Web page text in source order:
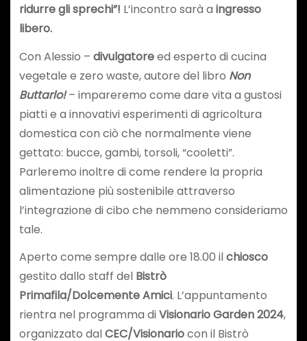
ridurre gli sprechi”! L’incontro sarà a ingresso
libero.
Con Alessio – divulgatoreed esperto di cucina
vegetale e zero waste, autore del libro Non
Buttarlo!– impareremo come dare vita a gustosi
piatti e a innovativi esperimenti di agricoltura
domestica con ciò che normalmente viene
gettato: bucce, gambi, torsoli, “cooletti”.
Parleremo inoltre di come rendere la propria
alimentazione più sostenibile attraverso
l’integrazione di cibo che nemmeno consideriamo
tale.
Aperto come sempre dalle ore 18.00 ilchiosco
gestito dallo staff del Bistrò
Primafila/Dolcemente Amici. L’appuntamento
rientra nel programma diVisionario Garden 2024,
organizzato dalCEC/Visionariocon il Bistrò